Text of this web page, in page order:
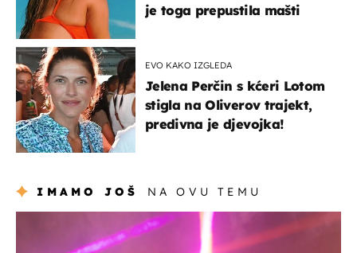
je toga prepustila mašti
EVO KAKO IZGLEDA
Jelena Perčin s kćeri Lotom
stigla na Oliverov trajekt,
predivna je djevojka!
IMAMO JOŠ NA OVU TEMU